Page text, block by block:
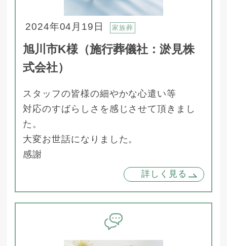
2024年04月19日 家族葬
旭川市K様（施行葬儀社：淤見株
式会社）
スタッフの皆様の細やかな心遣い等
対応のすばらしさを感じさせて頂きまし
た。
大変お世話になりました。
感謝
詳しく見る